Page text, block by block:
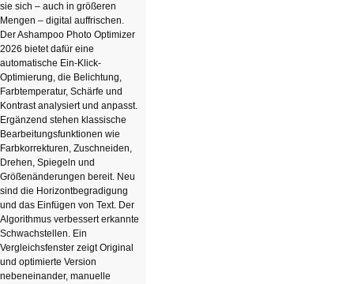
sie sich – auch in größeren
Mengen – digital auffrischen.
Der Ashampoo Photo Optimizer
2026 bietet dafür eine
automatische Ein-Klick-
Optimierung, die Belichtung,
Farbtemperatur, Schärfe und
Kontrast analysiert und anpasst.
Ergänzend stehen klassische
Bearbeitungsfunktionen wie
Farbkorrekturen, Zuschneiden,
Drehen, Spiegeln und
Größenänderungen bereit. Neu
sind die Horizontbegradigung
und das Einfügen von Text. Der
Algorithmus verbessert erkannte
Schwachstellen. Ein
Vergleichsfenster zeigt Original
und optimierte Version
nebeneinander, manuelle